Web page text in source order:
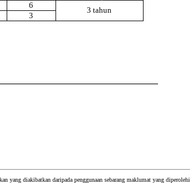
6
3 tahun
3
yang diakibatkan daripada penggunaan sebarang maklumat yang diperolehi